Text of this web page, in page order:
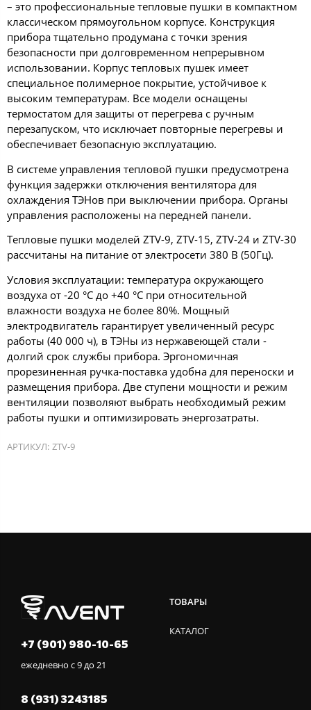
– это профессиональные тепловые пушки в компактном
классическом прямоугольном корпусе. Конструкция
прибора тщательно продумана с точки зрения
безопасности при долговременном непрерывном
использовании. Корпус тепловых пушек имеет
специальное полимерное покрытие, устойчивое к
высоким температурам. Все модели оснащены
термостатом для защиты от перегрева с ручным
перезапуском, что исключает повторные перегревы и
обеспечивает безопасную эксплуатацию.
В системе управления тепловой пушки предусмотрена
функция задержки отключения вентилятора для
охлаждения ТЭНов при выключении прибора. Органы
управления расположены на передней панели.
Тепловые пушки моделей ZTV-9, ZTV-15, ZTV-24 и ZTV-30
рассчитаны на питание от электросети 380 В (50Гц).
Условия эксплуатации: температура окружающего
воздуха от -20 °С до +40 °С при относительной
влажности воздуха не более 80%. Мощный
электродвигатель гарантирует увеличенный ресурс
работы (40 000 ч), в ТЭНы из нержавеющей стали -
долгий срок службы прибора. Эргономичная
прорезиненная ручка-поставка удобна для переноски и
размещения прибора. Две ступени мощности и режим
вентиляции позволяют выбрать необходимый режим
работы пушки и оптимизировать энергозатраты.
АРТИКУЛ: ZTV-9
+7 (901) 980-10-65
ежедневно с 9 до 21
8 (931) 3243185
ТОВАРЫ
КАТАЛОГ